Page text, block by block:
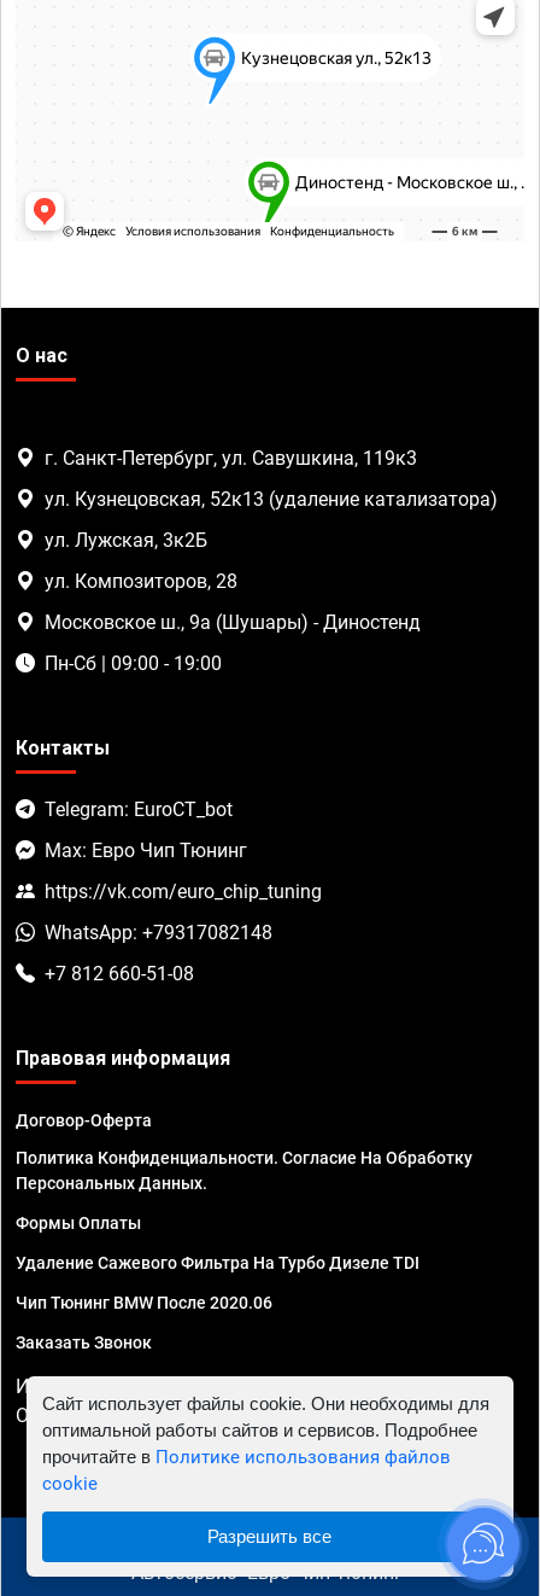
О нас
г. Санкт-Петербург, ул. Савушкина, 119к3
ул. Кузнецовская, 52к13 (удаление катализатора)
ул. Лужская, 3к2Б
ул. Композиторов, 28
Московское ш., 9а (Шушары) - Диностенд
Пн-Сб | 09:00 - 19:00
Контакты
Telegram: EuroCT_bot
Max: Евро Чип Тюнинг
https://vk.com/euro_chip_tuning
WhatsApp: +79317082148
+7 812 660-51-08
Правовая информация
Договор-Оферта
Политика Конфиденциальности. Согласие На Обработку
Персональных Данных.
Формы Оплаты
Удаление Сажевого Фильтра На Турбо Дизеле TDI
Чип Тюнинг BMW После 2020.06
Заказать Звонок
ИП Смирнов Георгий Павлович. ИНН 781302555843,
ОГРНИП 324470400032610
© 2010 - 2026 Чип тюнинг в Санкт-Петербурге -
Автосервис "Евро Чип Тюнинг"
Сайт использует файлы cookie. Они необходимы для
оптимальной работы сайтов и сервисов. Подробнее
прочитайте в Политике использования файлов
cookie
Разрешить все